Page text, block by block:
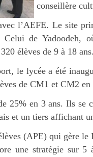
conseillère
l’AEFE. Le site
de Yadoodeh,
élèves de 9 à 18
le lycée a été
de CM1 et CM2 en
25% en 3 ans. Ils se
et un tiers affichant
(APE) qui gère
une stratégie sur 5